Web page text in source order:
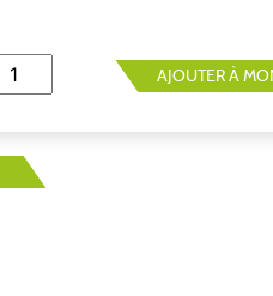
AJOUTER À